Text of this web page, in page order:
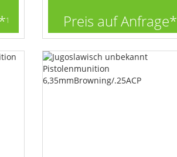
1 Preis auf Anfrage*